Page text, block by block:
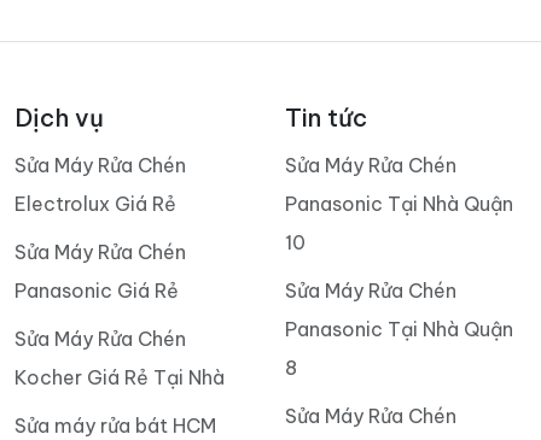
Dịch vụ
Sửa Máy Rửa Chén
Electrolux Giá Rẻ
Sửa Máy Rửa Chén
Panasonic Giá Rẻ
Sửa Máy Rửa Chén
Kocher Giá Rẻ Tại Nhà
Sửa máy rửa bát HCM
Tin tức
Sửa Máy Rửa Chén
Panasonic Tại Nhà Quận
10
Sửa Máy Rửa Chén
Panasonic Tại Nhà Quận
8
Sửa Máy Rửa Chén